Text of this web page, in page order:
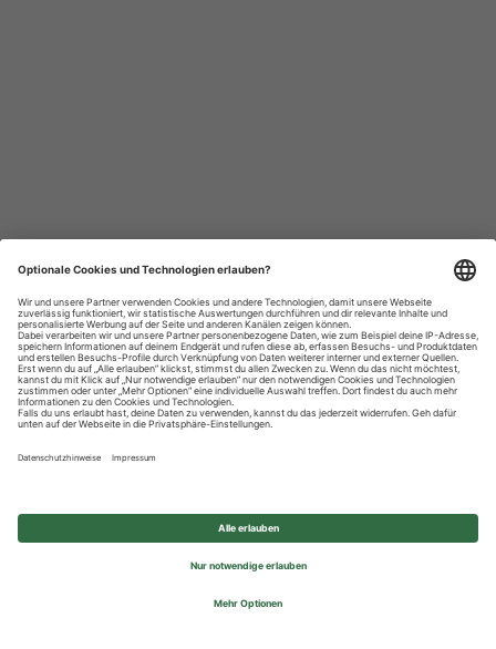
Datenschutzhinweise
Impressum
Privatsphäre-Einstellungen
© 2026 REWE Group - All rights reserved